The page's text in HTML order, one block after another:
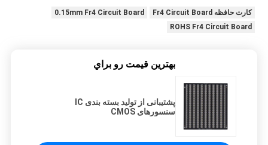
کارت حافظه Fr4 Circuit Board
0.15mm Fr4 Circuit Board
ROHS Fr4 Circuit Board
بهترين قيمت رو براي
پشتیبانی از تولید بسته بندی IC
سنسورهای CMOS